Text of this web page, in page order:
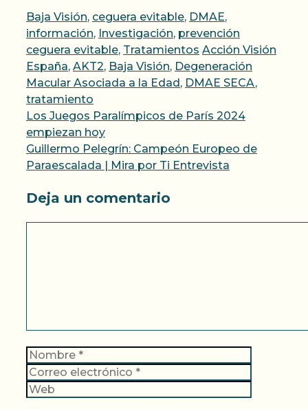
Categorías
Baja Visión, ceguera evitable, DMAE,
información, Investigación, prevención
ceguera evitable, Tratamientos Etiquetas
Acción Visión
España, AKT2, Baja Visión, Degeneración
Macular Asociada a la Edad, DMAE SECA,
tratamiento
Los Juegos Paralímpicos de París 2024
empiezan hoy
Guillermo Pelegrín: Campeón Europeo de
Paraescalada | Mira por Ti Entrevista
Deja un comentario
Nombre